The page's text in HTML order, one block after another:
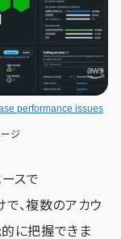
performance issues
ジ
スで
、複数のアカウ
に把握できま